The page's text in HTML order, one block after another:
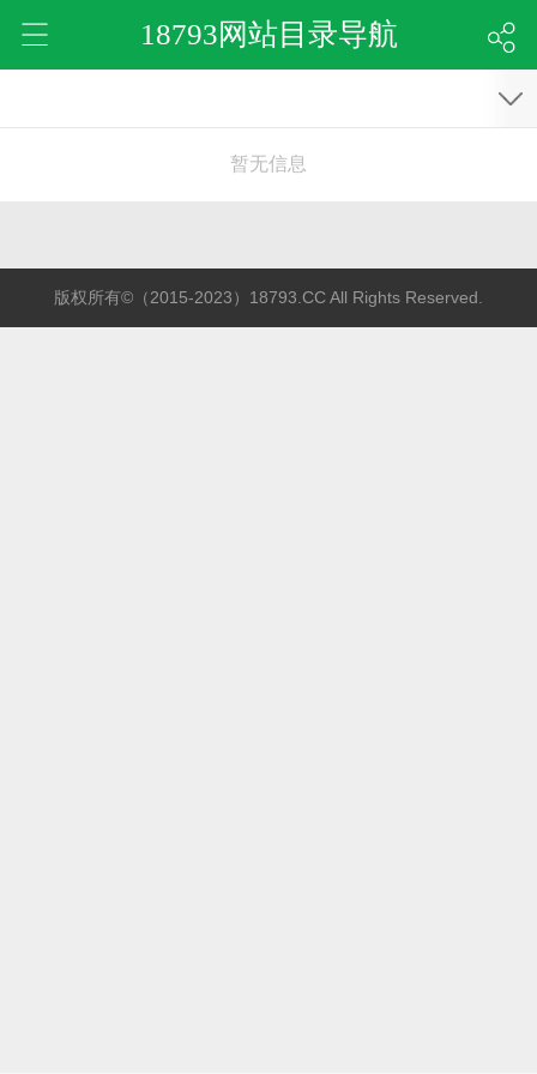
18793网站目录导航
暂无信息
版权所有©（2015-2023）18793.CC All Rights Reserved.